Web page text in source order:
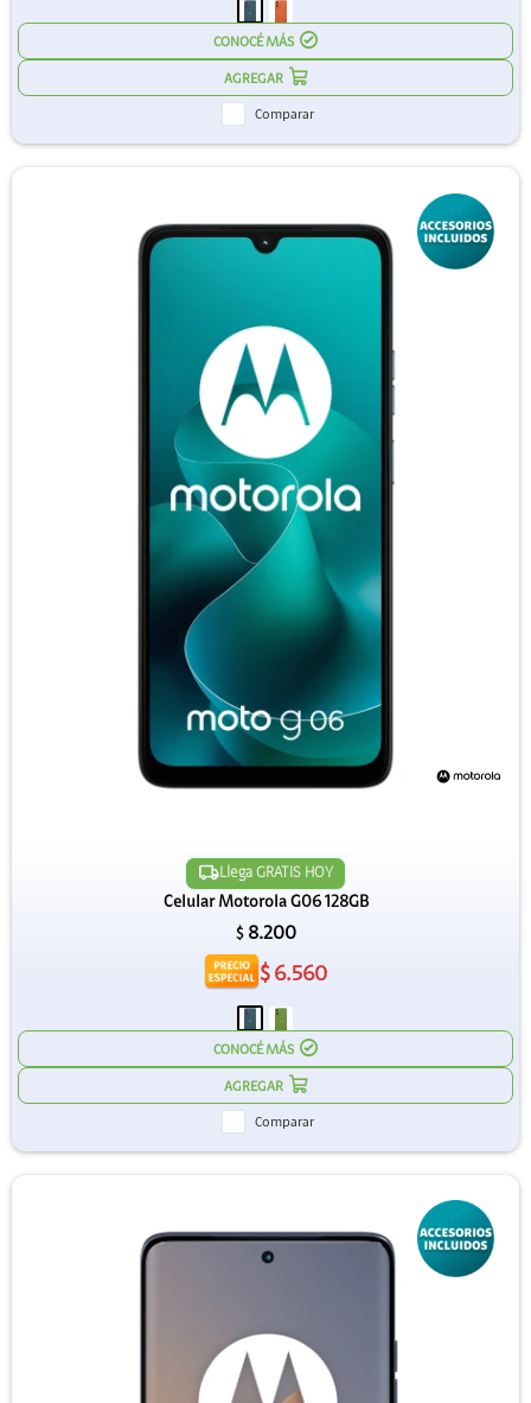
CONOCÉ MÁS
Comparar
Llega GRATIS HOY
Celular Motorola G06 128GB
$ 8.200
$ 6.560
CONOCÉ MÁS
Comparar